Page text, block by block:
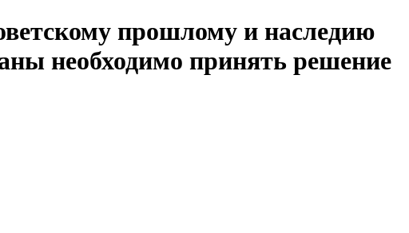
прошлому и наследию
необходимо принять решение